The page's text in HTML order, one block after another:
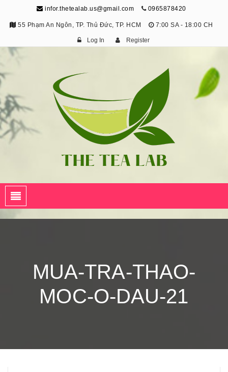
infor.thetealab.us@gmail.com 0965878420
55 Phạm An Ngôn, TP. Thủ Đức, TP. HCM 7:00 SA - 18:00 CH
Log In Register
MUA-TRA-THAO-
MOC-O-DAU-21